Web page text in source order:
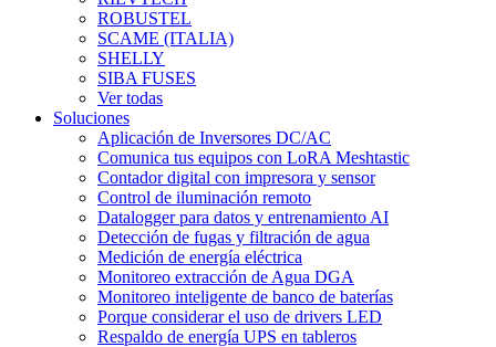
ROBUSTEL
SCAME (ITALIA)
SHELLY
SIBA FUSES
Ver todas
Soluciones
Aplicación de Inversores DC/AC
Comunica tus equipos con LoRA Meshtastic
Contador digital con impresora y sensor
Control de iluminación remoto
Datalogger para datos y entrenamiento AI
Detección de fugas y filtración de agua
Medición de energía eléctrica
Monitoreo extracción de Agua DGA
Monitoreo inteligente de banco de baterías
Porque considerar el uso de drivers LED
Respaldo de energía UPS en tableros